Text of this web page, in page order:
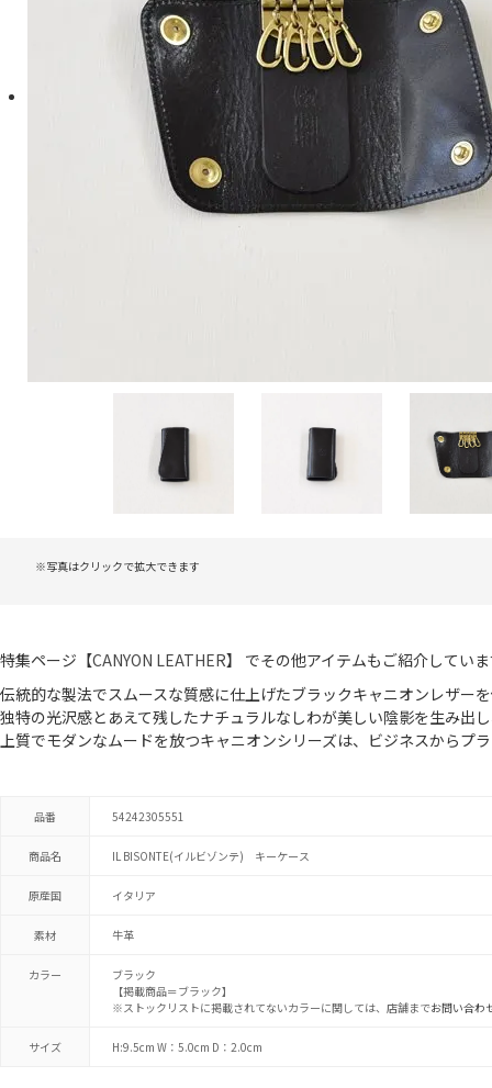
※写真はクリックで拡大できます
特集ページ【CANYON LEATHER】 でその他アイテムもご紹介してい
伝統的な製法でスムースな質感に仕上げたブラックキャニオンレザー
独特の光沢感とあえて残したナチュラルなしわが美しい陰影を生み出
上質でモダンなムードを放つキャニオンシリーズは、ビジネスからプ
品番 54242305551
商品名 IL BISONTE(イルビゾンテ) キーケース
原産国 イタリア
素材 牛革
カラー
ブラック
【掲載商品＝ブラック】
※ストックリストに掲載されてないカラーに関しては、店舗までお問い合わ
サイズ H:9.5cm W：5.0cm D：2.0cm